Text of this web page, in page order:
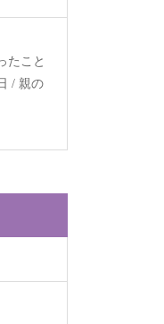
たこと
/ 親の